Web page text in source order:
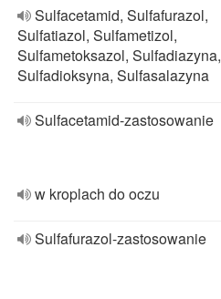
Sulfacetamid, Sulfafurazol,
Sulfatiazol, Sulfametizol,
Sulfametoksazol, Sulfadiazyna,
Sulfadioksyna, Sulfasalazyna
Sulfacetamid-zastosowanie
w kroplach do oczu
Sulfafurazol-zastosowanie